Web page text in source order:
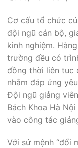
Cơ cấu tổ chức
đội ngũ cán bộ,
kinh nghiệm.
trường đều có
đồng thời liên tục
nhằm đáp ứng
Đội ngũ giảng
Bách Khoa Hà
vào công tác
Với sứ mệnh “đổi